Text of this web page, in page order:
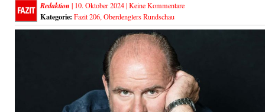
Redaktion | 10. Oktober 2024 |Keine Kommentare
Kategorie: Fazit 206, Oberdenglers Rundschau